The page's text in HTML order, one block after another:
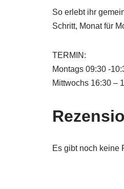
So erlebt ihr
Schritt, Monat für
TERMIN:
Montags 09:30 -
Mittwochs 16:30 –
Es gibt noch keine